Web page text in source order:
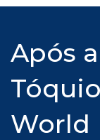
Após
World